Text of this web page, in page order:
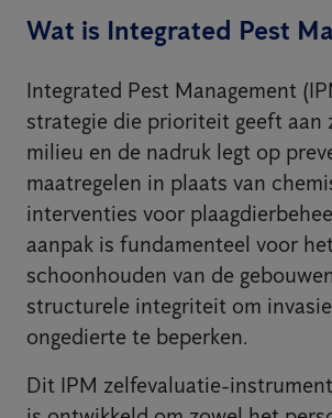
Wat is Integrated Pest
Integrated Pest Management
strategie die prioriteit geeft aan
milieu en de nadruk legt op
maatregelen in plaats van
interventies voor
aanpak is fundamenteel voor het
schoonhouden van de
structurele integriteit om
ongedierte te beperken.
Dit IPM zelfevaluatie-